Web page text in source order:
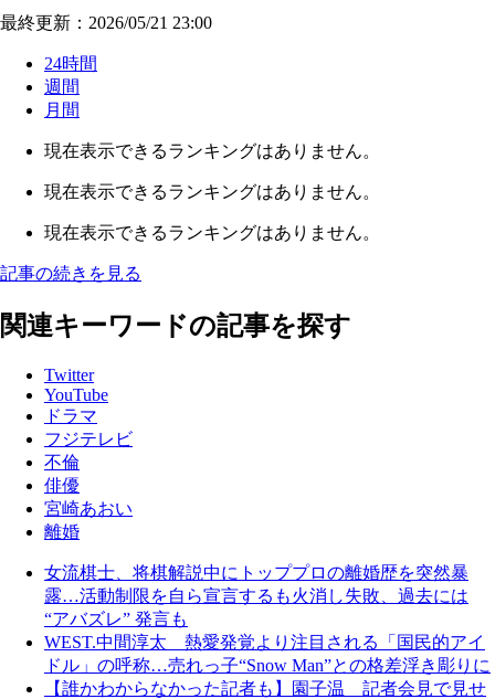
最終更新：2026/05/21 23:00
24時間
週間
月間
現在表示できるランキングはありません。
現在表示できるランキングはありません。
現在表示できるランキングはありません。
記事の続きを見る
関連キーワードの記事を探す
Twitter
YouTube
ドラマ
フジテレビ
不倫
俳優
宮崎あおい
離婚
女流棋士、将棋解説中にトッププロの離婚歴を突然暴
露…活動制限を自ら宣言するも火消し失敗、過去には
“アバズレ” 発言も
WEST.中間淳太 熱愛発覚より注目される「国民的アイ
ドル」の呼称…売れっ子“Snow Man”との格差浮き彫りに
【誰かわからなかった記者も】園子温 記者会見で見せ